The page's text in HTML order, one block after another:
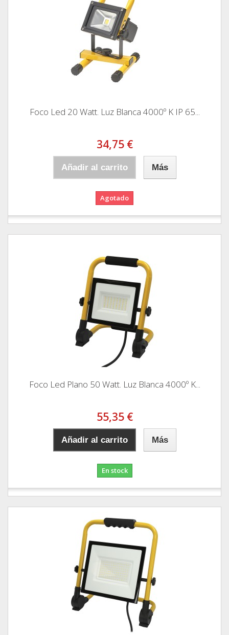
Foco Led 20 Watt. Luz Blanca 4000º K IP 65...
34,75 €
Añadir al carrito Más
Agotado
Foco Led Plano 50 Watt. Luz Blanca 4000º K...
55,35 €
Añadir al carrito Más
En stock